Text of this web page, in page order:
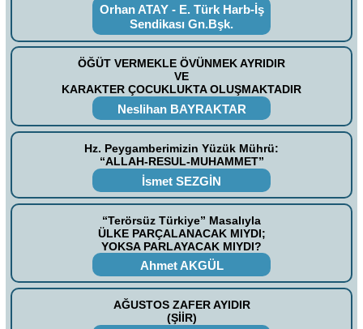
Orhan ATAY - E. Türk Harb-İş
Sendikası Gn.Bşk.
ÖĞÜT VERMEKLE ÖVÜNMEK AYRIDIR
VE
KARAKTER ÇOCUKLUKTA OLUŞMAKTADIR
Neslihan BAYRAKTAR
Hz. Peygamberimizin Yüzük Mührü:
“ALLAH-RESUL-MUHAMMET”
İsmet SEZGİN
“Terörsüz Türkiye” Masalıyla
ÜLKE PARÇALANACAK MIYDI;
YOKSA PARLAYACAK MIYDI?
Ahmet AKGÜL
AĞUSTOS ZAFER AYIDIR
(ŞİİR)